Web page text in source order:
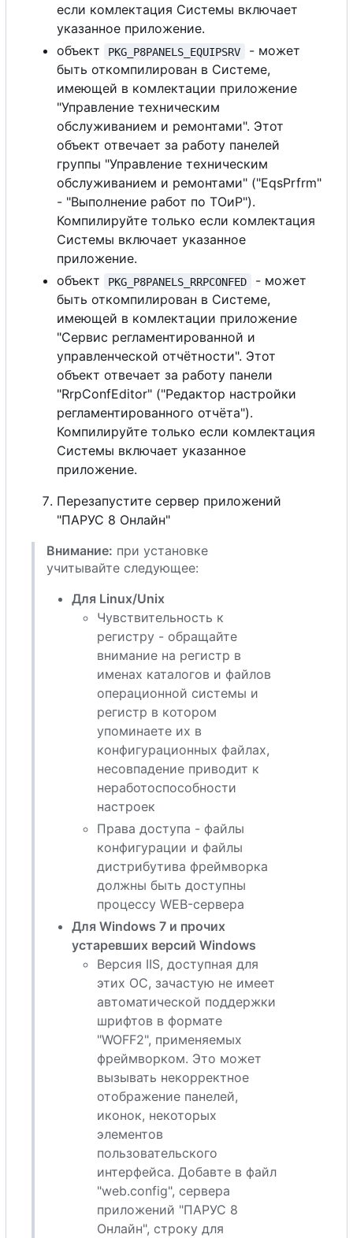
если комлектация Системы включает
указанное приложение.
объект
PKG_P8PANELS_EQUIPSRV
- может
быть откомпилирован в Системе,
имеющей в комлектации приложение
"Управление техническим
обслуживанием и ремонтами". Этот
объект отвечает за работу панелей
группы "Управление техническим
обслуживанием и ремонтами" ("EqsPrfrm"
- "Выполнение работ по ТОиР").
Компилируйте только если комлектация
Системы включает указанное
приложение.
объект
PKG_P8PANELS_RRPCONFED
- может
быть откомпилирован в Системе,
имеющей в комлектации приложение
"Сервис регламентированной и
управленческой отчётности". Этот
объект отвечает за работу панели
"RrpConfEditor" ("Редактор настройки
регламентированного отчёта").
Компилируйте только если комлектация
Системы включает указанное
приложение.
Перезапустите сервер приложений
"ПАРУС 8 Онлайн"
Внимание: при установке
учитывайте следующее:
Для Linux/Unix
Чувствительность к
регистру - обращайте
внимание на регистр в
именах каталогов и файлов
операционной системы и
регистр в котором
упоминаете их в
конфигурационных файлах,
несовпадение приводит к
неработоспособности
настроек
Права доступа - файлы
конфигурации и файлы
дистрибутива фреймворка
должны быть доступны
процессу WEB-сервера
Для Windows 7 и прочих
устаревших версий Windows
Версия IIS, доступная для
этих ОС, зачастую не имеет
автоматической поддержки
шрифтов в формате
"WOFF2", применяемых
фреймворком. Это может
вызывать некорректное
отображение панелей,
иконок, некоторых
элементов
пользовательского
интерфейса. Добавте в файл
"web.config", сервера
приложений "ПАРУС 8
Онлайн", строку для